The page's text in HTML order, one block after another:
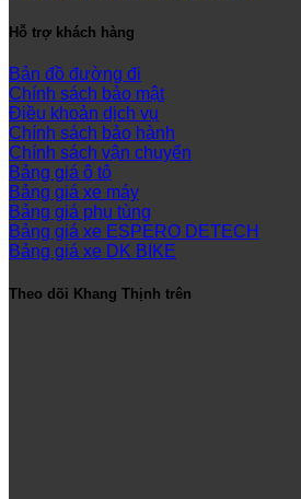
Hỗ trợ khách hàng
Bản đồ đường đi
Chính sách bảo mật
Điều khoản dịch vụ
Chính sách bảo hành
Chính sách vận chuyển
Bảng giá ô tô
Bảng giá xe máy
Bảng giá phụ tùng
Bảng giá xe ESPERO DETECH
Bảng giá xe DK BIKE
Theo dõi Khang Thịnh trên